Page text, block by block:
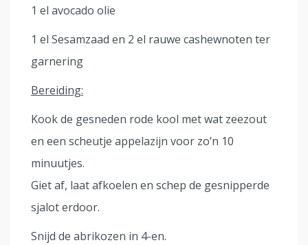
1 el avocado olie
1 el Sesamzaad en 2 el rauwe cashewnoten ter
garnering
Bereiding:
Kook de gesneden rode kool met wat zeezout
en een scheutje appelazijn voor zo’n 10
minuutjes.
Giet af, laat afkoelen en schep de gesnipperde
sjalot erdoor.
Snijd de abrikozen in 4-en.